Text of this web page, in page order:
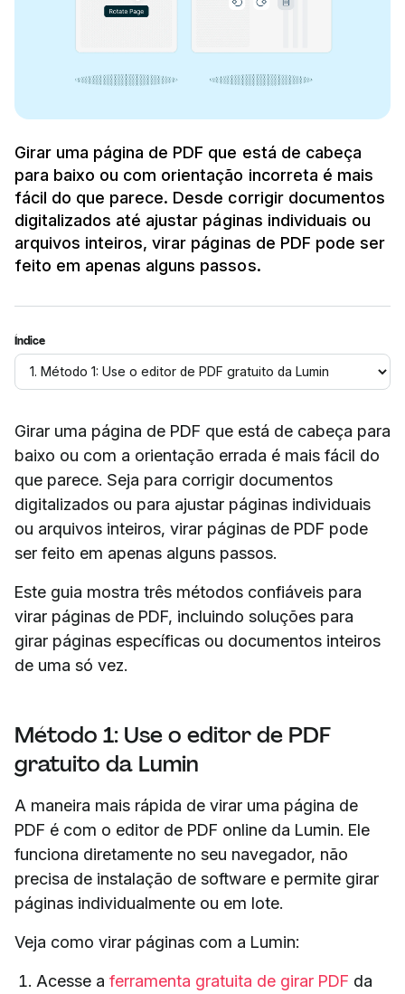
Girar uma página de PDF que está de cabeça
para baixo ou com orientação incorreta é mais
fácil do que parece. Desde corrigir documentos
digitalizados até ajustar páginas individuais ou
arquivos inteiros, virar páginas de PDF pode ser
feito em apenas alguns passos.
Índice
Girar uma página de PDF que está de cabeça para
baixo ou com a orientação errada é mais fácil do
que parece. Seja para corrigir documentos
digitalizados ou para ajustar páginas individuais
ou arquivos inteiros, virar páginas de PDF pode
ser feito em apenas alguns passos.
Este guia mostra três métodos confiáveis para
virar páginas de PDF, incluindo soluções para
girar páginas específicas ou documentos inteiros
de uma só vez.
Método 1: Use o editor de PDF
gratuito da Lumin
A maneira mais rápida de virar uma página de
PDF é com o editor de PDF online da Lumin. Ele
funciona diretamente no seu navegador, não
precisa de instalação de software e permite girar
páginas individualmente ou em lote.
Veja como virar páginas com a Lumin:
Acesse a ferramenta gratuita de girar PDF da